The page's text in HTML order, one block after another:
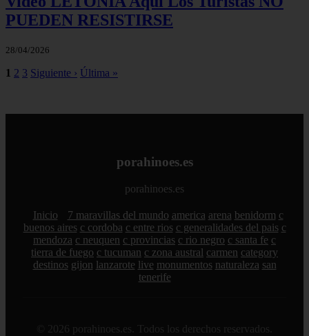
PUEDEN RESISTIRSE
28/04/2026
1 2 3 Siguiente › Última »
porahinoes.es
porahinoes.es
Inicio 7 maravillas del mundo america arena benidorm c
buenos aires c cordoba c entre rios c generalidades del pais c
mendoza c neuquen c provincias c rio negro c santa fe c
tierra de fuego c tucuman c zona austral carmen category
destinos gijon lanzarote live monumentos naturaleza san
tenerife
© 2026 porahinoes.es. Todos los derechos reservados.